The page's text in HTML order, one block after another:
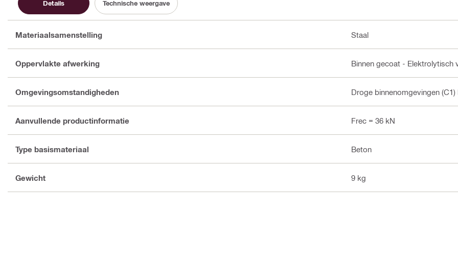
Details Technische weergave
Materiaalsamenstelling Staal
Oppervlakte afwerking Binnen gecoat - Elektrolytisch
Omgevingsomstandigheden Droge binnenomgevingen
Aanvullende productinformatie Frec = 36 kN
Type basismateriaal Beton
Gewicht 9 kg